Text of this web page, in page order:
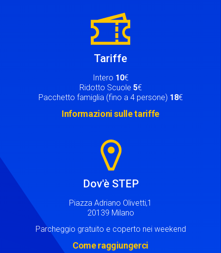
Tariffe
Intero 10€
Ridotto Scuole 5€
Pacchetto famiglia (fino a 4 persone) 18€
Informazioni sulle tariffe
Dov'è STEP
Piazza Adriano Olivetti,1
20139 Milano
Parcheggio gratuito e coperto nei weekend
Come raggiungerci